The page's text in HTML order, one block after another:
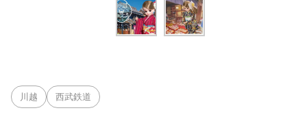
川越 西武鉄道